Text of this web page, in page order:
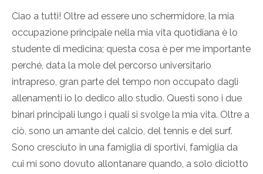
Ciao a tutti! Oltre ad essere uno schermidore, la mia
occupazione principale nella mia vita quotidiana è lo
studente di medicina; questa cosa è per me importante
perché, data la mole del percorso universitario
intrapreso, gran parte del tempo non occupato dagli
allenamenti io lo dedico allo studio. Questi sono i due
binari principali lungo i quali si svolge la mia vita. Oltre a
ciò, sono un amante del calcio, del tennis e del surf.
Sono cresciuto in una famiglia di sportivi, famiglia da
cui mi sono dovuto allontanare quando, a solo diciotto